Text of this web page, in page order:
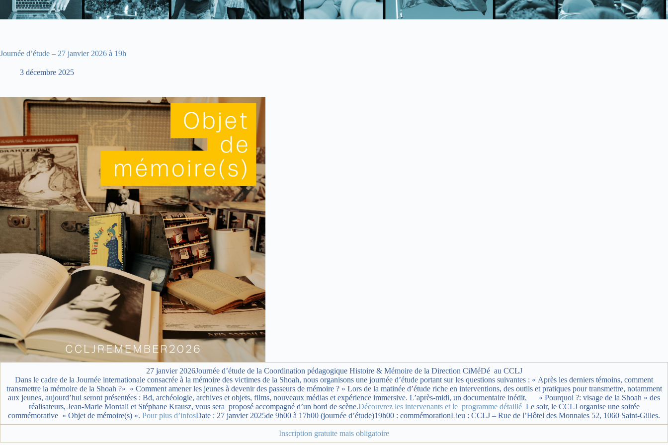
Journée d’étude – 27 janvier 2026 à 19h
3 décembre 2025
27 janvier 2026Journée d’étude de la Coordination pédagogique Histoire & Mémoire de la Direction CiMéDé au CCLJ
Dans le cadre de la Journée internationale consacrée à la mémoire des victimes de la Shoah, nous organisons une journée d’étude portant sur les questions suivantes : « Après les derniers témoins, comment
transmettre la mémoire de la Shoah ?» « Comment amener les jeunes à devenir des passeurs de mémoire ? » Lors de la matinée d’étude riche en interventions, des outils et pratiques pour transmettre, notamment
aux jeunes, aujourd’hui seront présentées : Bd, archéologie, archives et objets, films, nouveaux médias et expérience immersive. L’après-midi, un documentaire inédit, « Pourquoi ?: visage de la Shoah » des
réalisateurs, Jean-Marie Montali et Stéphane Krausz, vous sera proposé accompagné d’un bord de scène.Découvrez les intervenants et le programme détailléLe soir, le CCLJ organise une soirée
commémorative « Objet de mémoire(s) ». Pour plus d’infosDate : 27 janvier 2025de 9h00 à 17h00 (journée d’étude)19h00 : commémorationLieu : CCLJ – Rue de l’Hôtel des Monnaies 52, 1060 Saint-Gilles.
Inscription gratuite mais obligatoire